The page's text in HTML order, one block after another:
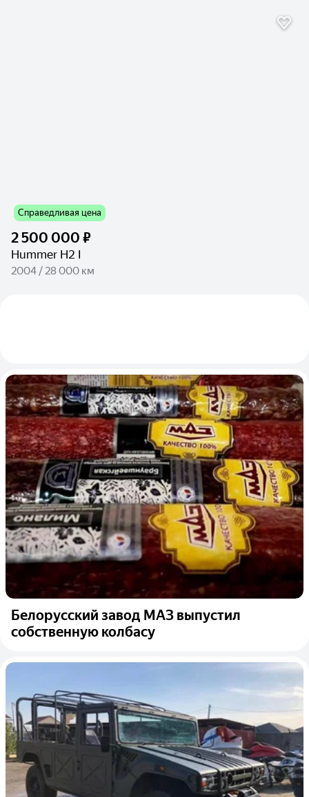
Справедливая цена
2 500 000 ₽
Hummer H2 I
2004 / 28 000 км
Белорусский завод МАЗ выпустил
собственную колбасу